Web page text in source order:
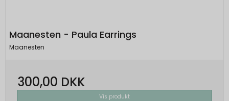
Maanesten - Paula Earrings
Maanesten
300,00 DKK
Vis produkt